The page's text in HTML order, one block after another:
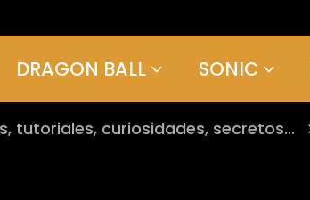
DRAGON BALL SONIC
tutoriales, curiosidades, secretos...